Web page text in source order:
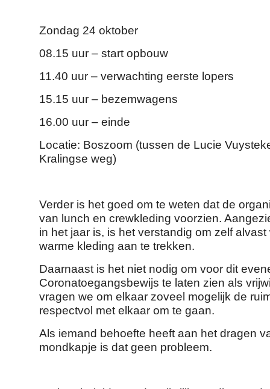
Zondag 24 oktober
08.15 uur – start opbouw
11.40 uur – verwachting eerste lopers
15.15 uur – bezemwagens
16.00 uur – einde
Locatie: Boszoom (tussen de Lucie
Kralingse weg)
Verder is het goed om te weten dat de
van lunch en crewkleding voorzien.
in het jaar is, is het verstandig om zelf
warme kleding aan te trekken.
Daarnaast is het niet nodig om voor dit
Coronatoegangsbewijs te laten zien als
vragen we om elkaar zoveel mogelijk de
respectvol met elkaar om te gaan.
Als iemand behoefte heeft aan het dragen
mondkapje is dat geen probleem.